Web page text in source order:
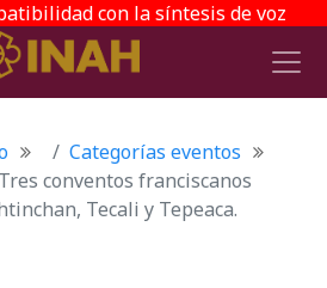
con la síntesis de voz
Categorías eventos
conventos franciscanos
Tecali y Tepeaca.